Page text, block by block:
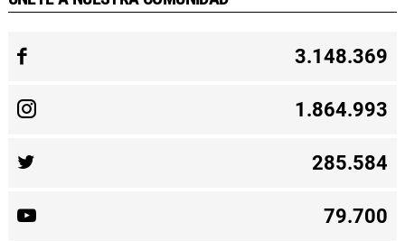
3.148.369
1.864.993
285.584
79.700